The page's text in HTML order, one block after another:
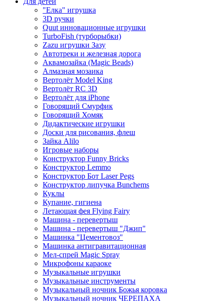
"Елка" игрушка
3D ручки
Quut инновационные игрушки
TurboFish (турборыбки)
Zazu игрушки Зазу
Автотреки и железная дорога
Аквамозайка (Magic Beads)
Алмазная мозаика
Вертолёт Model King
Вертолёт RC 3D
Вертолёт для iPhone
Говорящий Смурфик
Говорящий Хомяк
Дидактические игрушки
Доски для рисования, флеш
Зайка Alilo
Игровые наборы
Конструктор Funny Bricks
Конструктор Lemmo
Конструктор Бот Laser Pegs
Конструктор липучка Bunchems
Куклы
Купание, гигиена
Летающая фея Flying Fairy
Машина - перевертыш
Машина - перевертыш "Джип"
Машинка "Цементовоз"
Машинка антигравитационная
Мел-спрей Magic Spray
Микрофоны караоке
Музыкальные игрушки
Музыкальные инструменты
Музыкальный ночник Божья коровка
Музыкальный ночник ЧЕРЕПАХА